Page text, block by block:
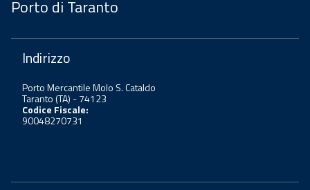
Porto di Taranto
Indirizzo
Porto Mercantile Molo S. Cataldo
Taranto (TA) - 74123
Codice Fiscale:
90048270731